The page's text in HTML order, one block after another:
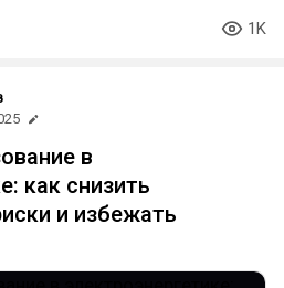
1K
в
как снизить
и избежать